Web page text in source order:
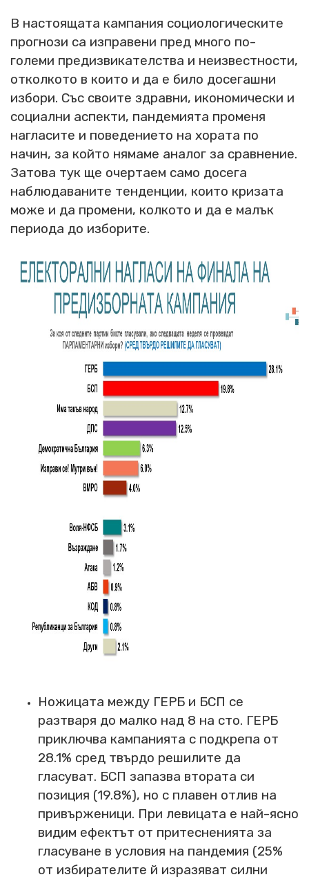
В настоящата кампания социологическите
прогнози са изправени пред много по-
големи предизвикателства и неизвестности,
отколкото в които и да е било досегашни
избори. Със своите здравни, икономически и
социални аспекти, пандемията променя
нагласите и поведението на хората по
начин, за който нямаме аналог за сравнение.
Затова тук ще очертаем само досега
наблюдаваните тенденции, които кризата
може и да промени, колкото и да е малък
периода до изборите.
Ножицата между ГЕРБ и БСП се
разтваря до малко над 8 на сто. ГЕРБ
приключва кампанията с подкрепа от
28.1% сред твърдо решилите да
гласуват. БСП запазва втората си
позиция (19.8%), но с плавен отлив на
привърженици. При левицата е най-ясно
видим ефектът от притесненията за
гласуване в условия на пандемия (25%
от избирателите й изразяват силни